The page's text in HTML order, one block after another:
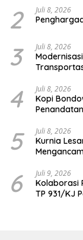
2 Juli 8, 2026
3 Juli 8, 2026
4 Juli 8, 2026
Kopi
5 Juli 8, 2026
Kurnia
6 Juli 9, 2026
Kolaborasi
TP 931/KJ